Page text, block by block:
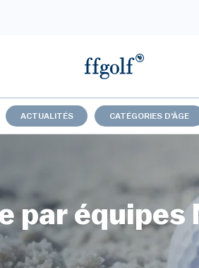
ACTUALITÉS CATÉGORIES D'ÂGE
par